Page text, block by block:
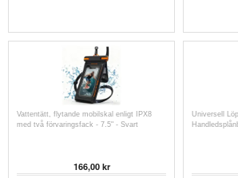
Vattentätt, flytande mobilskal enligt IPX8
med två förvaringsfack - 7.5" - Svart
166,00kr
Universell